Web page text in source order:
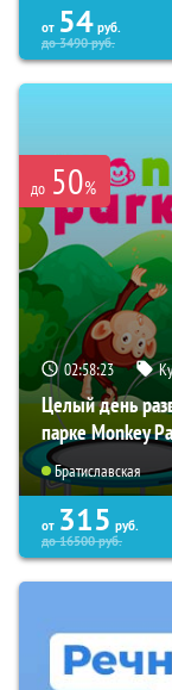
от 54 руб.
до3490руб.
до 50%
02:58:21
Целый день
парке Monkey
Братиславская
от 315 руб.
до16500руб.